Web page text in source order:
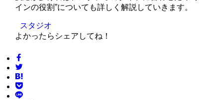
インの役割”についても詳しく解説していきます。
スタジオ
よかったらシェアしてね！